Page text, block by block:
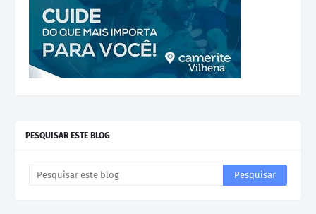
PESQUISAR ESTE BLOG